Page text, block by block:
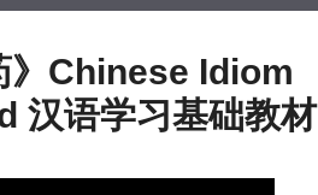
》Chinese Idiom
汉语学习基础教材